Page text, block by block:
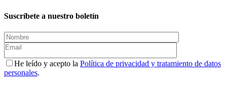
Suscríbete a nuestro boletín
He leído y acepto la Política de privacidad y tratamiento de datos
personales.